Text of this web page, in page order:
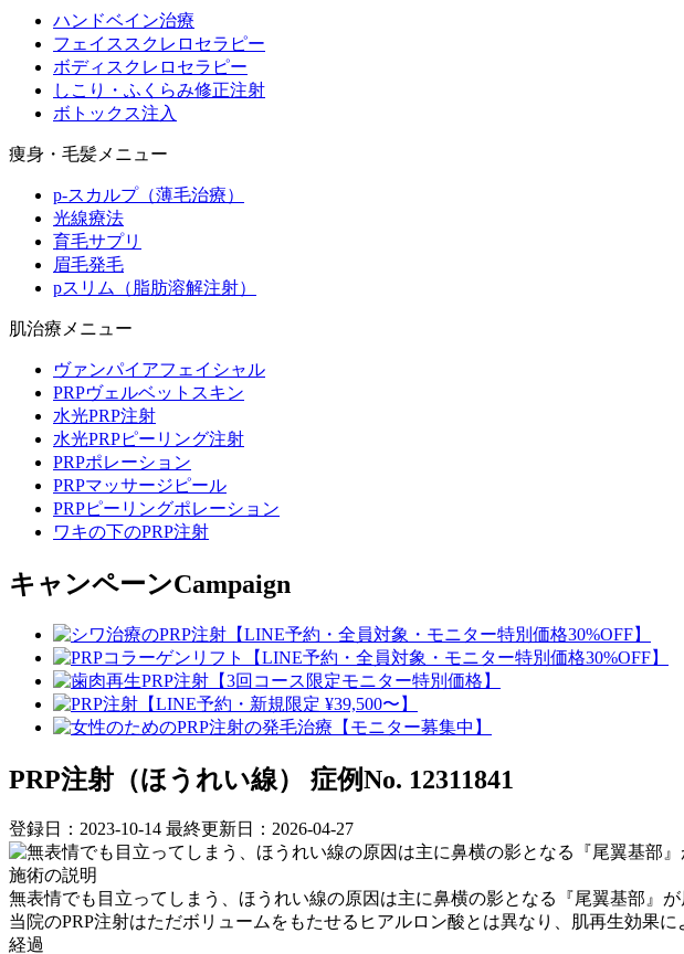
ハンドベイン治療
フェイススクレロセラピー
ボディスクレロセラピー
しこり・ふくらみ修正注射
ボトックス注入
痩身・毛髪メニュー
p-スカルプ（薄毛治療）
光線療法
育毛サプリ
眉毛発毛
pスリム（脂肪溶解注射）
肌治療メニュー
ヴァンパイアフェイシャル
PRPヴェルベットスキン
水光PRP注射
水光PRPピーリング注射
PRPポレーション
PRPマッサージピール
PRPピーリングポレーション
ワキの下のPRP注射
キャンペーンCampaign
PRP注射（ほうれい線） 症例No. 12311841
登録日：2023-10-14 最終更新日：2026-04-27
施術の説明
無表情でも目立ってしまう、ほうれい線の原因は主に鼻横の影となる『尾翼基部』
当院のPRP注射はただボリュームをもたせるヒアルロン酸とは異なり、肌再生効果
経過